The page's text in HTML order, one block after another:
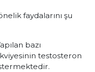
faydalarını şu
bazı
testosteron